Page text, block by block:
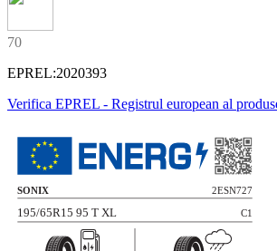
70
EPREL:2020393
Verifica EPREL - Registrul european al